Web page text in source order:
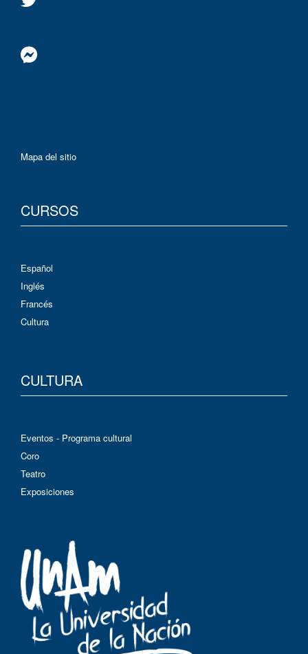
Mapa del sitio
CURSOS
Español
Inglés
Francés
Cultura
CULTURA
Eventos - Programa cultural
Coro
Teatro
Exposiciones